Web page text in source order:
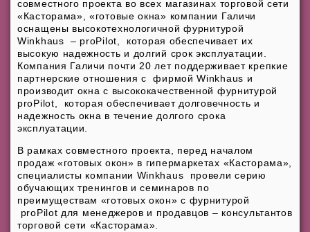
совместного проекта во всех магазинах торговой сети
«Касторама», «готовые окна» компании Галичи
оснащены высокотехнологичной фурнитурой
Winkhaus – proPilot, которая обеспечивает их
высокую надежность и долгий срок эксплуатации.
Компания Галичи почти 20 лет поддерживает крепкие
партнерские отношения с фирмой Winkhaus и
производит окна с высококачественной фурнитурой
proPilot, которая обеспечивает долговечность и
надежность окна в течение долгого срока
эксплуатации.
В рамках совместного проекта, перед началом
продаж «готовых окон» в гипермаркетах «Касторама»,
специалисты компании Winkhaus провели серию
обучающих тренингов и семинаров по
преимуществам «готовых окон» с фурнитурой
proPilot для менеджеров и продавцов – консультантов
торговой сети «Касторама».